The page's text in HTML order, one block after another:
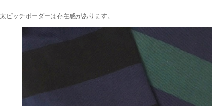
太ピッチボーダーは存在感があります。